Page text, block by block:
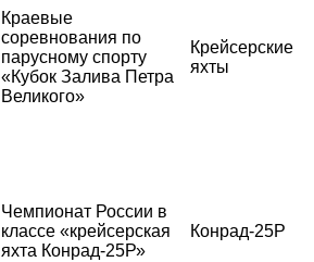
Краевые
соревнования по
парусному спорту
«Кубок Залива Петра
Великого»
Крейсерские
яхты
Чемпионат России в
классе «крейсерская
яхта Конрад-25Р»
Конрад-25Р